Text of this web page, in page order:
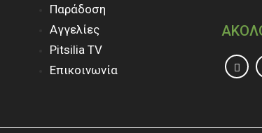
Παράδοση
Αγγελίες
Pitsilia TV
Επικοινωνία